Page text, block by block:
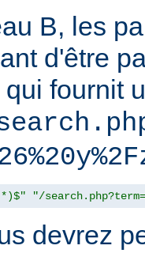
B, les
d'être
fournit
"/
devrez